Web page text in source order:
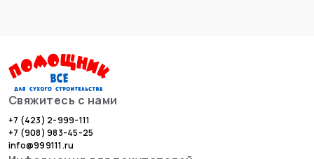
Свяжитесь с нами
+7 (423) 2-999-111
+7 (908) 983-45-25
info@999111.ru